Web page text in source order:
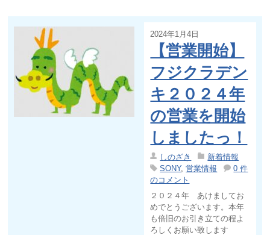
2024年1月4日
【営業開始】
フジクラデン
キ２０２４年
の営業を開始
しましたっ！
しのざき
新着情報
SONY,営業情報
0 件
のコメント
２０２４年 あけましてお
めでとうございます。本年
も倍旧のお引き立ての程よ
ろしくお願い致します